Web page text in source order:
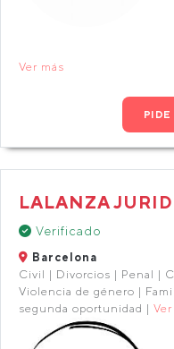
Ver más
PIDE
LALANZA
Verificado
Barcelona
Civil | Divorcios | Penal |
Violencia de género |
segunda oportunidad |